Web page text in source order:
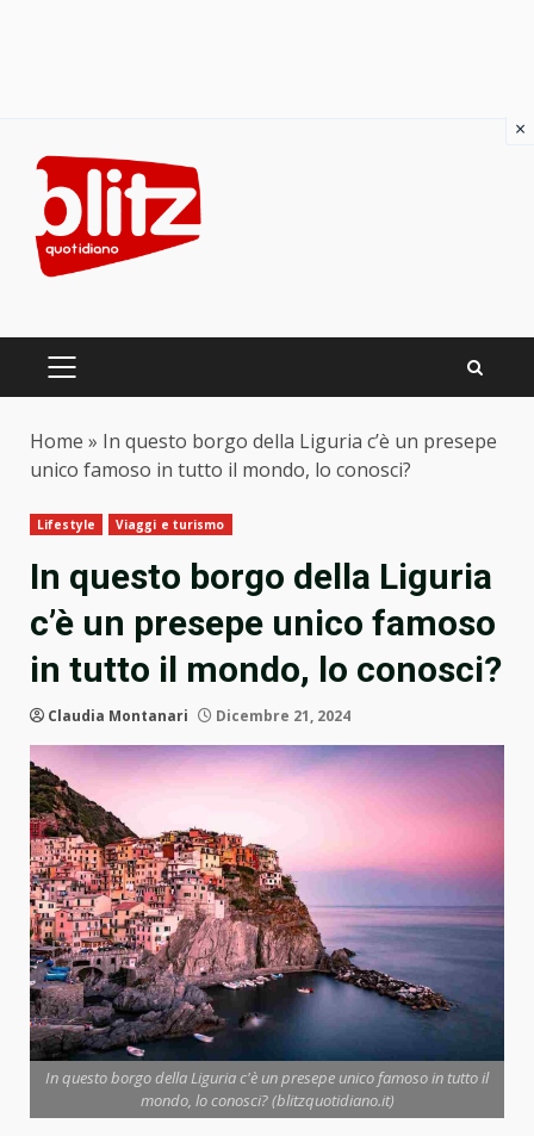
content
PRIMARY
Home » In questo borgo della Liguria c’è un presepe
unico famoso in tutto il mondo, lo conosci?
Lifestyle Viaggi e turismo
In questo borgo della Liguria
c’è un presepe unico famoso
in tutto il mondo, lo conosci?
Claudia Montanari Dicembre 21, 2024
In questo borgo della Liguria c'è un presepe unico famoso in tutto il
mondo, lo conosci? (blitzquotidiano.it)
×